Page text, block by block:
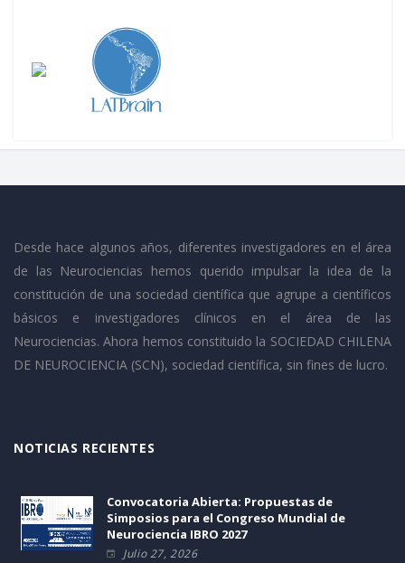
Desde hace algunos años, diferentes investigadores en el área
de las Neurociencias hemos querido impulsar la idea de la
constitución de una sociedad científica que agrupe a científicos
básicos e investigadores clínicos en el área de las
Neurociencias. Ahora hemos constituido la SOCIEDAD CHILENA
DE NEUROCIENCIA (SCN), sociedad científica, sin fines de lucro.
NOTICIAS RECIENTES
Convocatoria Abierta: Propuestas de
Simposios para el Congreso Mundial de
Neurociencia IBRO 2027
Julio 27, 2026